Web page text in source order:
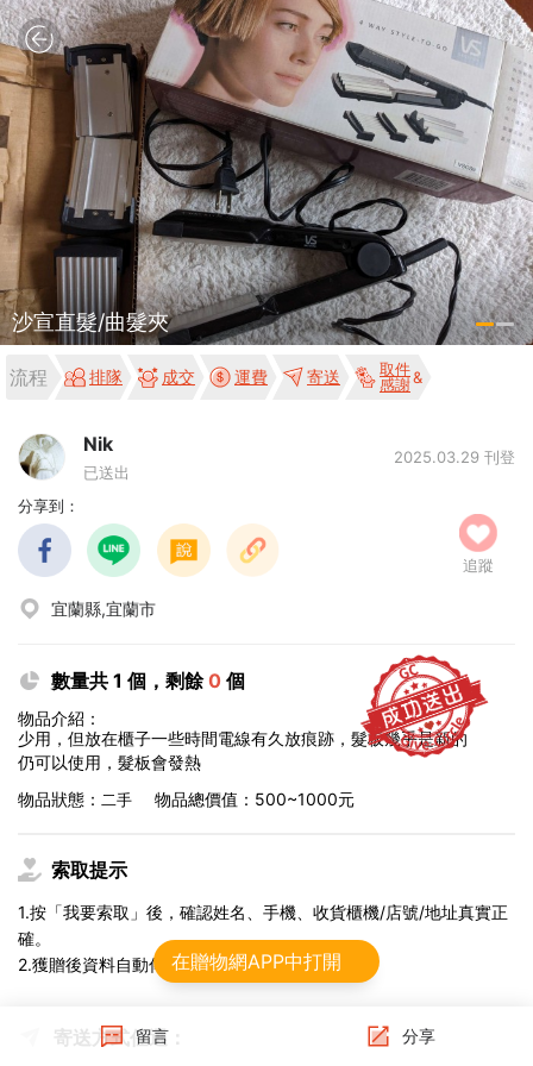
沙宣直髮/曲髮夾
流程 排隊 成交 運費 寄送
取件
感謝
Nik
已送出
2025.03.29 刊登
分享到：
追蹤
宜蘭縣,宜蘭市
數量共 1 個，剩餘0 個
物品介紹：
少用，但放在櫃子一些時間電線有久放痕跡，髮板幾乎是新的
仍可以使用，髮板會發熱
物品狀態： 二手 物品總價值：500~1000元
索取提示
1.按「我要索取」後，確認姓名、手機、收貨櫃機/店號/地址真實正
確。
2.獲贈後資料自動傳給物流，不可修改。
寄送方式任選：
留言 分享
在贈物網APP中打開